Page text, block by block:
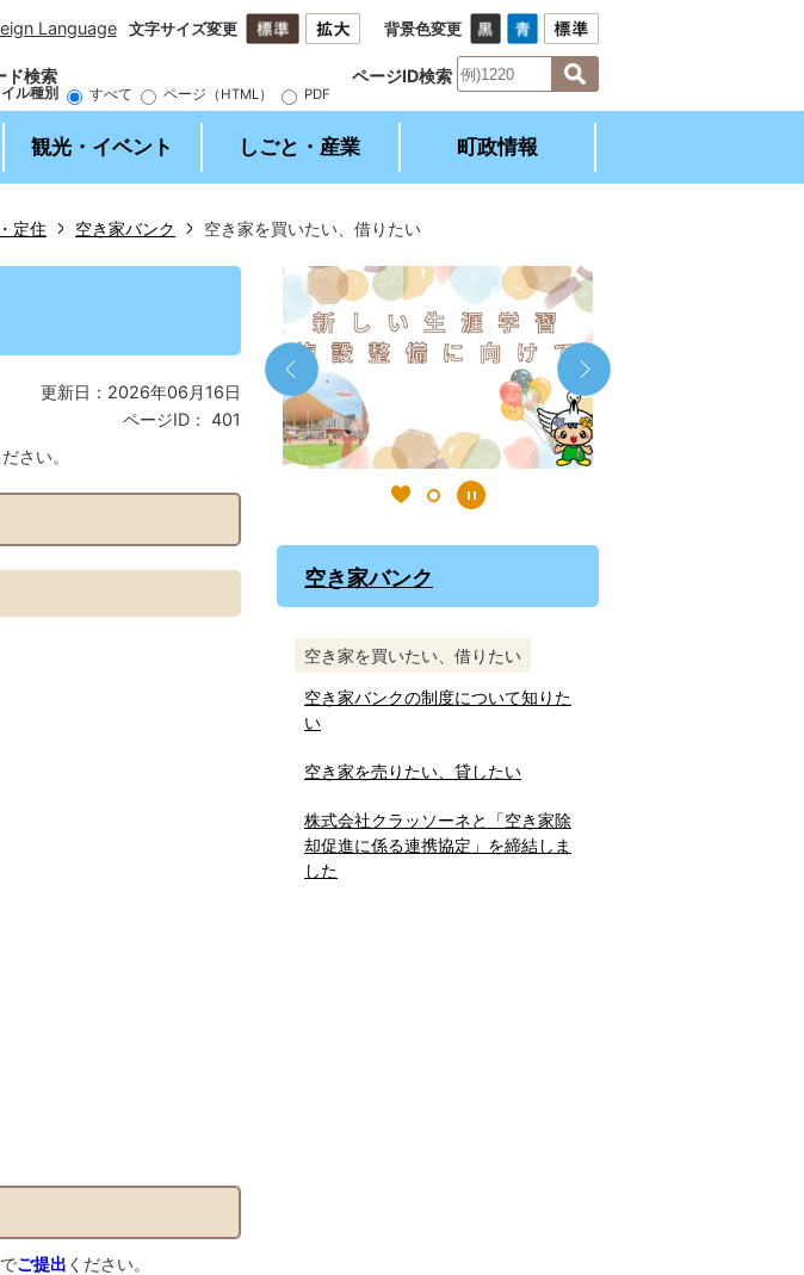
Language 文字サイズ変更 背景色変更
ド検索
ル種別 すべて ページ（HTML） PDF
ページID検索
観光・イベント しごと・産業 町政情報
定住 空き家バンク 空き家を買いたい、借りたい
更新日：2026年06月16日
ページID： 401
さい。
ご提出 ください。
の
ド
枚
目
の
ス
ラ
イ
ド
空き家バンク
空き家を買いたい、借りたい
空き家バンクの制度について知りた
い
空き家を売りたい、貸したい
株式会社クラッソーネと「空き家除
却促進に係る連携協定」を締結しま
した